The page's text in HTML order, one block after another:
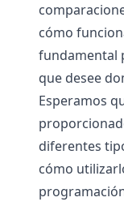
cómo
fundamental
que desee
Esperamos
diferentes
cómo